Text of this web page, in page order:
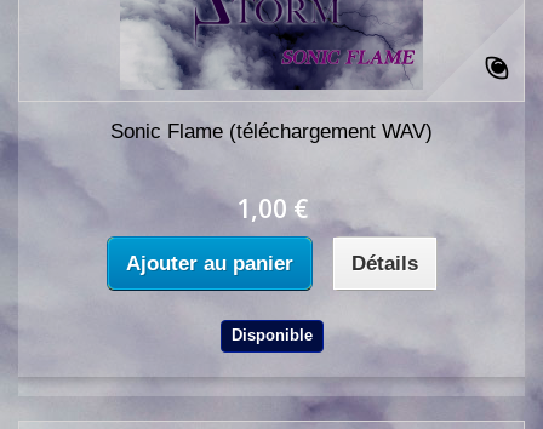
Sonic Flame (téléchargement WAV)
1,00 €
Ajouter au panier Détails
Disponible